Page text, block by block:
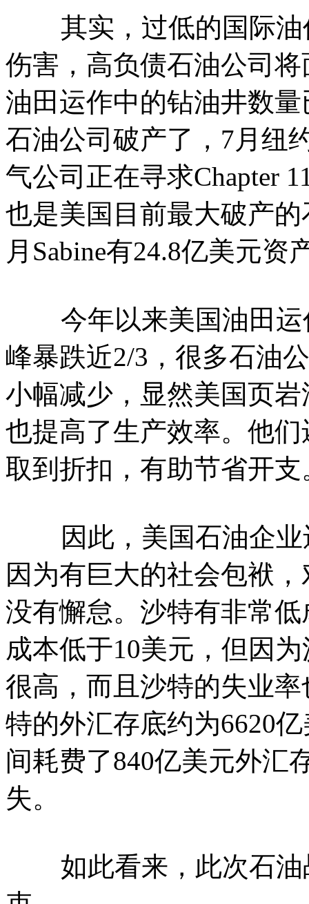
其实，过低的国际油
伤害，高负债石油公司
油田运作中的钻油井数
石油公司破产了，7月纽
气公司正在寻求Chapter
也是美国目前最大破产
月Sabine有24.8亿美元资
今年以来美国油田运
峰暴跌近2/3，很多石油
小幅减少，显然美国页
也提高了生产效率。他
取到折扣，有助节省开支
因此，美国石油企业
因为有巨大的社会包袱
没有懈怠。沙特有非常
成本低于10美元，但因
很高，而且沙特的失业
特的外汇存底约为6620
间耗费了840亿美元外汇
失。
如此看来，此次石油